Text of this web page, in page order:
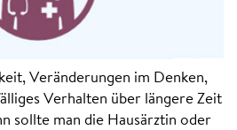
Veränderungen im Denken,
Verhalten über längere Zeit
sollte man die Hausärztin oder